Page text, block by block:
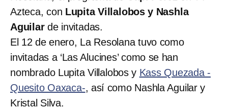
Azteca, con Lupita Villalobos y Nashla
Aguilar de invitadas.
El 12 de enero, La Resolana tuvo como
invitadas a ‘Las Alucines’ como se han
nombrado Lupita Villalobos y Kass Quezada -
Quesito Oaxaca-, así como Nashla Aguilar y
Kristal Silva.